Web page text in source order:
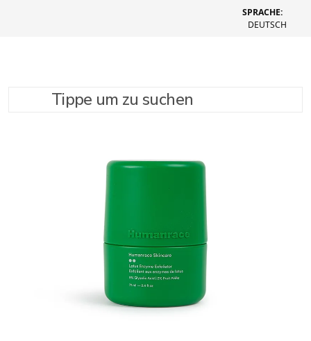
SPRACHE:
DEUTSCH
Tippe um zu suchen